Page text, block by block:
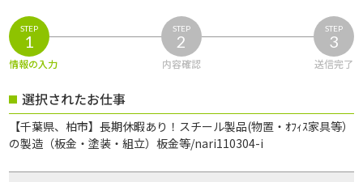
STEP
1
情報の入力
STEP
2
内容確認
STEP
3
送信完了
選択されたお仕事
【千葉県、柏市】長期休暇あり！スチール製品(物置・ｵﾌｨｽ家具等）
の製造（板金・塗装・組立）板金等/nari110304-i